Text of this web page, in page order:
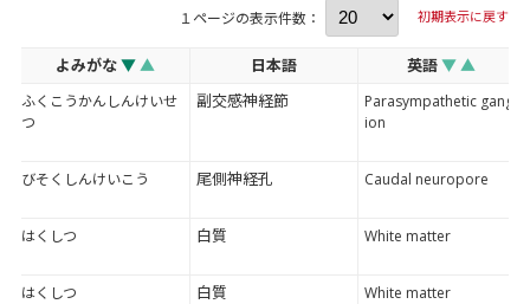
１ページの表示件数： 初期表示に戻す
よみがな▼ ▲ 日本語 英語▼ ▲
ふくこうかんしんけいせ
つ
副交感神経節
Parasympathetic gangl
ion
びそくしんけいこう 尾側神経孔 Caudal neuropore
はくしつ 白質 White matter
はくしつ 白質 White matter